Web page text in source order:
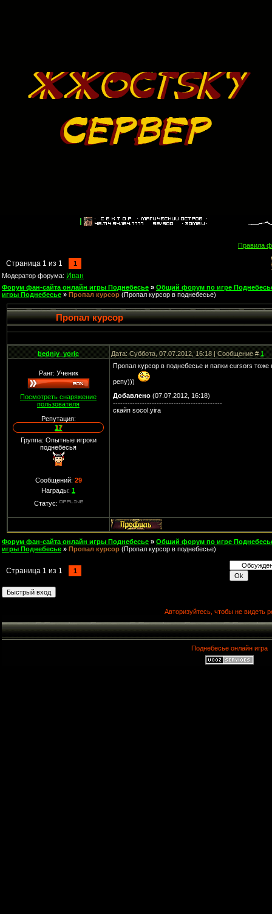
Правила
Страница 1 из 1
1
Модератор форума: Иван
Форум фан-сайта онлайн игры Поднебесье » Общий форум по игре
игры Поднебесье » Пропал курсор (Пропал курсор в поднебесье)
Пропал курсор
bedniy_yoric Дата: Суббота, 07.07.2012, 16:18 | Сообщение #1
Ранг: Ученик
Посмотреть снаряжение
пользователя
Репутация:
17
Группа: Опытные игроки
поднебесья
Сообщений: 29
Награды: 1
Статус:
Пропал курсор в поднебесье и папки cursors тоже
репу)))
Добавлено(07.07.2012, 16:18)
---------------------------------------------
скайп socol.yira
Форум фан-сайта онлайн игры Поднебесье » Общий форум по игре
игры Поднебесье » Пропал курсор (Пропал курсор в поднебесье)
Страница 1 из 1 1
Авторизуйтесь, чтобы не видеть
Поднебесье онлайн игра